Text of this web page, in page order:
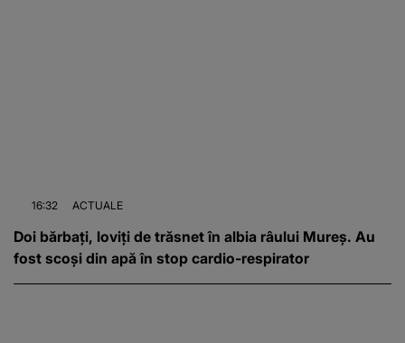
16:32 ACTUALE
Doi bărbați, loviți de trăsnet în albia râului Mureș. Au
fost scoși din apă în stop cardio-respirator